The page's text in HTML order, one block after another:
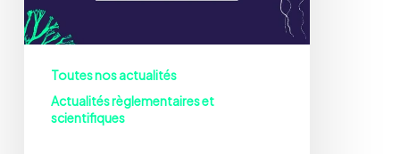
?
Toutes nos actualités
Actualités règlementaires et
scientifiques